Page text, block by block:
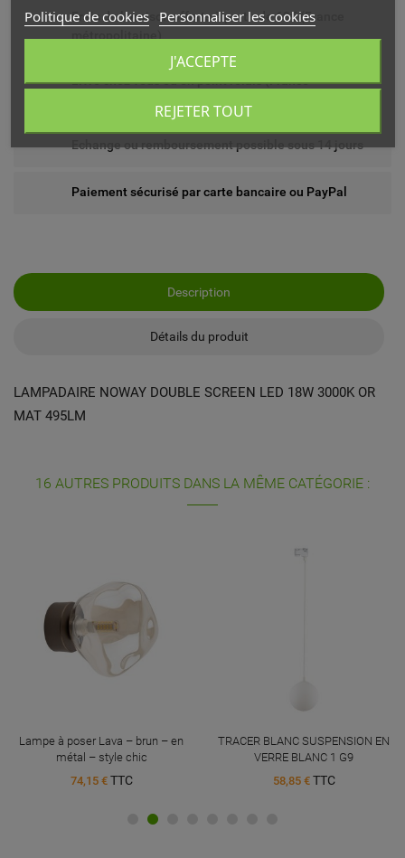
Frais de livraison offerts à partir de 69€ (France
métropolitaine)
Livré chez vous ou en point relais (France
Echange ou remboursement possible sous 14 jours
Paiement sécurisé par carte bancaire ou PayPal
Description
Détails du produit
LAMPADAIRE NOWAY DOUBLE SCREEN LED 18W 3000K OR
MAT 495LM
16 AUTRES PRODUITS DANS LA MÊME CATÉGORIE :
Lampe à poser Lava – brun – en
métal – style chic
74,15 € TTC
TRACER BLANC SUSPENSION EN
VERRE BLANC 1 G9
58,85 € TTC
Politique de cookies Personnaliser les cookies
REJETER TOUT
J'ACCEPTE